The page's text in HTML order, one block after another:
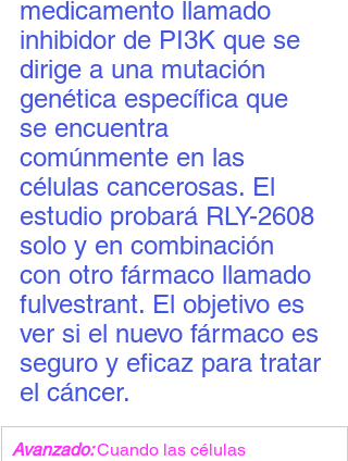
medicamento llamado
inhibidor de PI3K que se
dirige a una mutación
genética específica que
se encuentra
comúnmente en las
células cancerosas. El
estudio probará RLY-2608
solo y en combinación
con otro fármaco llamado
fulvestrant. El objetivo es
ver si el nuevo fármaco es
seguro y eficaz para tratar
el cáncer.
Avanzado: Cuando las células